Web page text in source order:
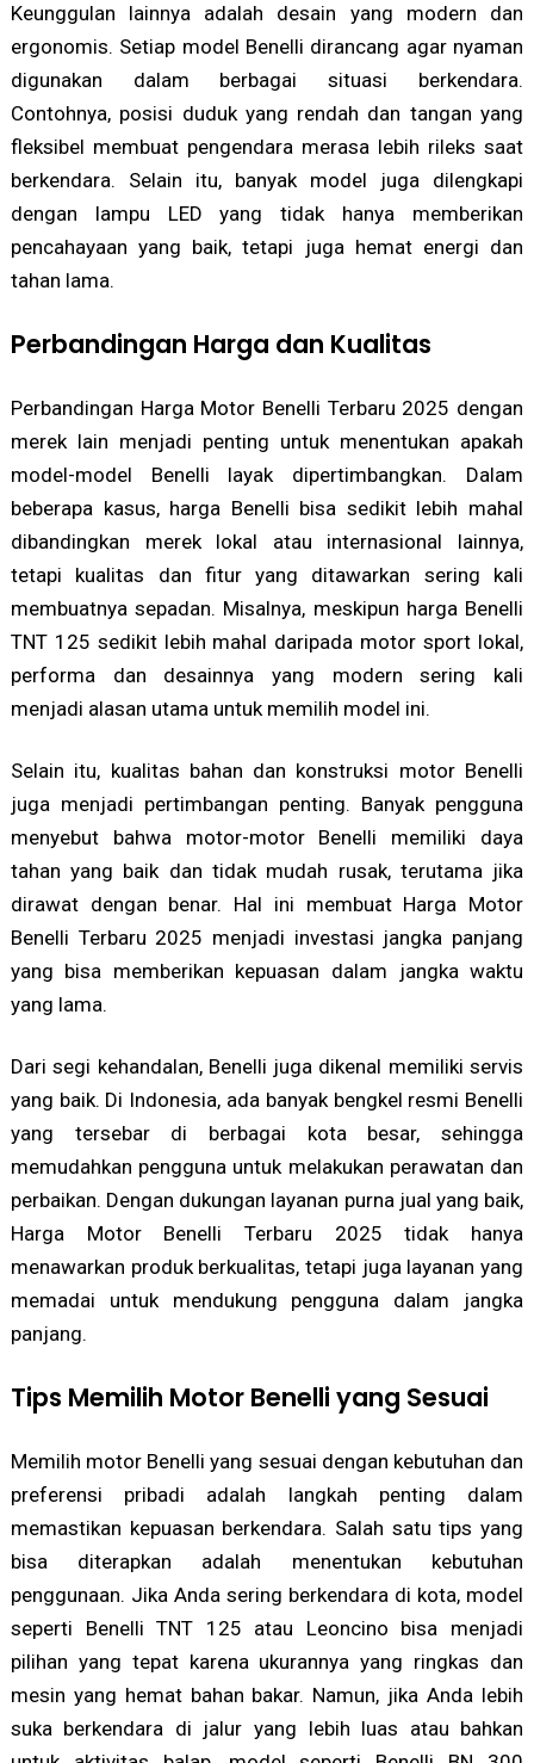
Keunggulan lainnya adalah desain yang modern dan
ergonomis. Setiap model Benelli dirancang agar nyaman
digunakan dalam berbagai situasi berkendara.
Contohnya, posisi duduk yang rendah dan tangan yang
fleksibel membuat pengendara merasa lebih rileks saat
berkendara. Selain itu, banyak model juga dilengkapi
dengan lampu LED yang tidak hanya memberikan
pencahayaan yang baik, tetapi juga hemat energi dan
tahan lama.
Perbandingan Harga dan Kualitas
Perbandingan Harga Motor Benelli Terbaru 2025 dengan
merek lain menjadi penting untuk menentukan apakah
model-model Benelli layak dipertimbangkan. Dalam
beberapa kasus, harga Benelli bisa sedikit lebih mahal
dibandingkan merek lokal atau internasional lainnya,
tetapi kualitas dan fitur yang ditawarkan sering kali
membuatnya sepadan. Misalnya, meskipun harga Benelli
TNT 125 sedikit lebih mahal daripada motor sport lokal,
performa dan desainnya yang modern sering kali
menjadi alasan utama untuk memilih model ini.
Selain itu, kualitas bahan dan konstruksi motor Benelli
juga menjadi pertimbangan penting. Banyak pengguna
menyebut bahwa motor-motor Benelli memiliki daya
tahan yang baik dan tidak mudah rusak, terutama jika
dirawat dengan benar. Hal ini membuat Harga Motor
Benelli Terbaru 2025 menjadi investasi jangka panjang
yang bisa memberikan kepuasan dalam jangka waktu
yang lama.
Dari segi kehandalan, Benelli juga dikenal memiliki servis
yang baik. Di Indonesia, ada banyak bengkel resmi Benelli
yang tersebar di berbagai kota besar, sehingga
memudahkan pengguna untuk melakukan perawatan dan
perbaikan. Dengan dukungan layanan purna jual yang baik,
Harga Motor Benelli Terbaru 2025 tidak hanya
menawarkan produk berkualitas, tetapi juga layanan yang
memadai untuk mendukung pengguna dalam jangka
panjang.
Tips Memilih Motor Benelli yang Sesuai
Memilih motor Benelli yang sesuai dengan kebutuhan dan
preferensi pribadi adalah langkah penting dalam
memastikan kepuasan berkendara. Salah satu tips yang
bisa diterapkan adalah menentukan kebutuhan
penggunaan. Jika Anda sering berkendara di kota, model
seperti Benelli TNT 125 atau Leoncino bisa menjadi
pilihan yang tepat karena ukurannya yang ringkas dan
mesin yang hemat bahan bakar. Namun, jika Anda lebih
suka berkendara di jalur yang lebih luas atau bahkan